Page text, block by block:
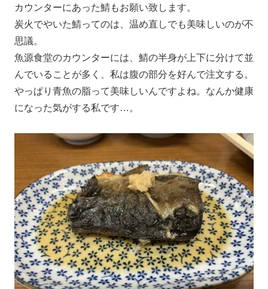
カウンターにあった鯖もお願い致します。
炭火でやいた鯖ってのは、温め直しでも美味しいのが不
思議。
魚源食堂のカウンターには、鯖の半身が上下に分けて並
んでいることが多く、私は腹の部分を好んで注文する。
やっぱり青魚の脂って美味しいんですよね。なんか健康
になった気がする私です…。